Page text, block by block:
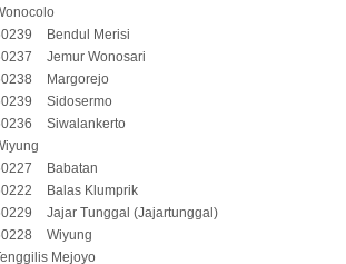
Bendul Merisi
Jemur Wonosari
Margorejo
Sidosermo
Siwalankerto
Babatan
Balas Klumprik
Jajar Tunggal (Jajartunggal)
Wiyung
Mejoyo